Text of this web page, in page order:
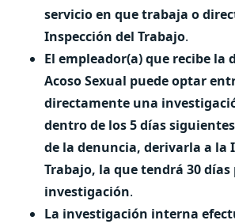
servicio en que trabaja o
Inspección del Trabajo.
El empleador(a) que recibe la
Acoso Sexual puede optar
directamente una
dentro de los 5 días
de la denuncia, derivarla a la
Trabajo, la que tendrá 30
investigación.
La investigación interna